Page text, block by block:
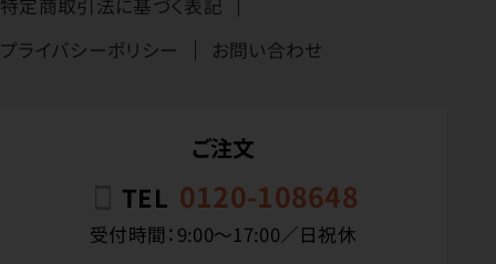
特定商取引法に基づく表記
プライバシーポリシー
お問い合わせ
ご注文
TEL 0120-108648
受付時間：9:00〜17:00／日祝休